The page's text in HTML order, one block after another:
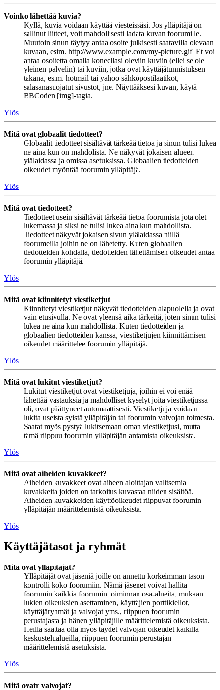
Voinko lähettää kuvia?
Kyllä, kuvia voidaan käyttää viesteissäsi. Jos ylläpitäjä on
sallinut liitteet, voit mahdollisesti ladata kuvan foorumille.
Muutoin sinun täytyy antaa osoite julkisesti saatavilla olevaan
kuvaan, esim. http://www.example.com/my-picture.gif. Et voi
antaa osoitetta omalla koneellasi oleviin kuviin (ellei se ole
yleinen palvelin) tai kuviin, jotka ovat käyttäjätunnistuksen
takana, esim. hotmail tai yahoo sähköpostilaatikot,
salasanasuojatut sivustot, jne. Näyttääksesi kuvan, käytä
BBCoden [img]-tagia.
Ylös
Mitä ovat globaalit tiedotteet?
Globaalit tiedotteet sisältävät tärkeää tietoa ja sinun tulisi lukea
ne aina kun on mahdolista. Ne näkyvät jokaisen alueen
ylälaidassa ja omissa asetuksissa. Globaalien tiedotteiden
oikeudet myöntää foorumin ylläpitäjä.
Ylös
Mitä ovat tiedotteet?
Tiedotteet usein sisältävät tärkeää tietoa foorumista jota olet
lukemassa ja siksi ne tulisi lukea aina kun mahdollista.
Tiedotteet näkyvät jokaisen sivun ylälaidassa niillä
foorumeilla joihin ne on lähetetty. Kuten globaalien
tiedotteiden kohdalla, tiedotteiden lähettämisen oikeudet antaa
foorumin ylläpitäjä.
Ylös
Mitä ovat kiinnitetyt viestiketjut
Kiinnitetyt viestiketjut näkyvät tiedotteiden alapuolella ja ovat
vain etusivulla. Ne ovat yleensä aika tärkeitä, joten sinun tulisi
lukea ne aina kun mahdollista. Kuten tiedotteiden ja
globaalien tiedotteiden kanssa, viestiketjujen kiinnittämisen
oikeudet määrittelee foorumin ylläpitäjä.
Ylös
Mitä ovat lukitut viestiketjut?
Lukitut viestiketjut ovat viestiketjuja, joihin ei voi enää
lähettää vastauksia ja mahdolliset kyselyt joita viestiketjussa
oli, ovat päättyneet automaattisesti. Viestiketjuja voidaan
lukita useista syistä ylläpitäjän tai foorumin valvojan toimesta.
Saatat myös pystyä lukitsemaan oman viestiketjusi, mutta
tämä riippuu foorumin ylläpitäjän antamista oikeuksista.
Ylös
Mitä ovat aiheiden kuvakkeet?
Aiheiden kuvakkeet ovat aiheen aloittajan valitsemia
kuvakkeita joiden on tarkoitus kuvastaa niiden sisältöä.
Aiheiden kuvakkeiden käyttöoikeudet riippuvat foorumin
ylläpitäjän määrittelemistä oikeuksista.
Ylös
Käyttäjätasot ja ryhmät
Mitä ovat ylläpitäjät?
Ylläpitäjät ovat jäseniä joille on annettu korkeimman tason
kontrolli koko foorumiin. Nämä jäsenet voivat hallita
foorumin kaikkia foorumin toiminnan osa-alueita, mukaan
lukien oikeuksien asettaminen, käyttäjien porttikiellot,
käyttäjäryhmät ja valvojat yms., riippuen foorumin
perustajasta ja hänen ylläpitäjille määrittelemistä oikeuksista.
Heillä saattaa olla myös täydet valvojan oikeudet kaikilla
keskustelualueilla, riippuen foorumin perustajan
määrittelemistä asetuksista.
Ylös
Mitä ovatr valvojat?